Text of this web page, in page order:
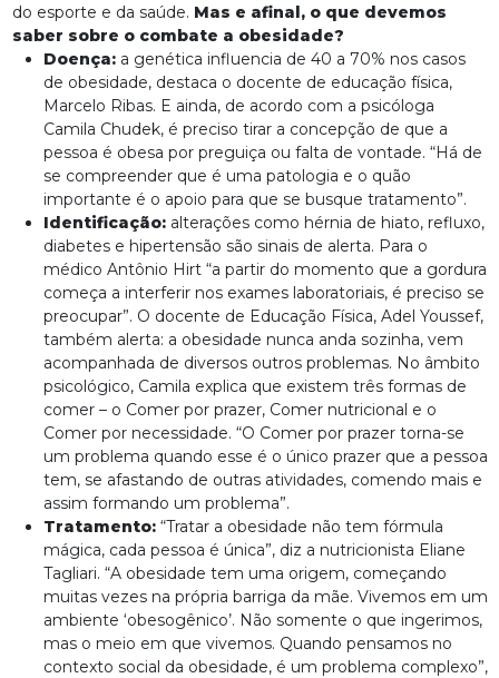
do esporte e da saúde. Mas e afinal, o que devemos
saber sobre o combate a obesidade?
Doença:a genética influencia de 40 a 70% nos casos
de obesidade, destaca o docente de educação física,
Marcelo Ribas. E ainda, de acordo com a psicóloga
Camila Chudek, é preciso tirar a concepção de que a
pessoa é obesa por preguiça ou falta de vontade. “Há de
se compreender que é uma patologia e o quão
importante é o apoio para que se busque tratamento”.
Identificação:alterações como hérnia de hiato, refluxo,
diabetes e hipertensão são sinais de alerta. Para o
médico Antônio Hirt “a partir do momento que a gordura
começa a interferir nos exames laboratoriais, é preciso se
preocupar”. O docente de Educação Física, Adel Youssef,
também alerta: a obesidade nunca anda sozinha, vem
acompanhada de diversos outros problemas. No âmbito
psicológico, Camila explica que existem três formas de
comer – o Comer por prazer, Comer nutricional e o
Comer por necessidade. “O Comer por prazer torna-se
um problema quando esse é o único prazer que a pessoa
tem, se afastando de outras atividades, comendo mais e
assim formando um problema”.
Tratamento:“Tratar a obesidade não tem fórmula
mágica, cada pessoa é única”, diz a nutricionista Eliane
Tagliari. “A obesidade tem uma origem, começando
muitas vezes na própria barriga da mãe. Vivemos em um
ambiente ‘obesogênico’. Não somente o que ingerimos,
mas o meio em que vivemos. Quando pensamos no
contexto social da obesidade, é um problema complexo”,